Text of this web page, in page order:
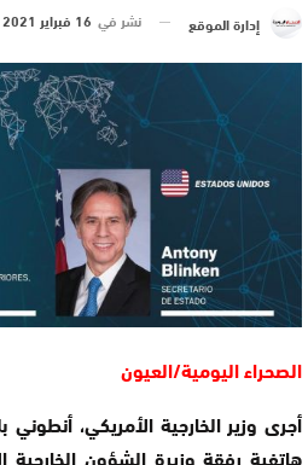
إدارة الموقع نشر في 16 فبراير 2021 الساعة 11 و 58 دقيقة
الصحراء اليومية/العيون
أجرى وزير الخارجية الأمريكي، أنطوني
هاتفية رفقة وزيرة الشؤون الخارجية